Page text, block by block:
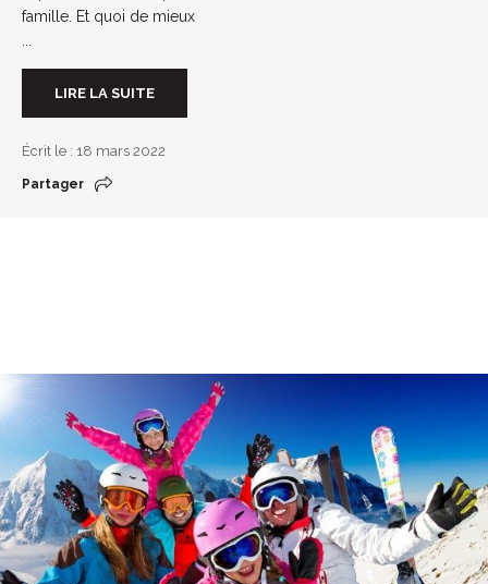
famille. Et quoi de mieux
LIRE LA SUITE
Écrit le : 18 mars 2022
Partager